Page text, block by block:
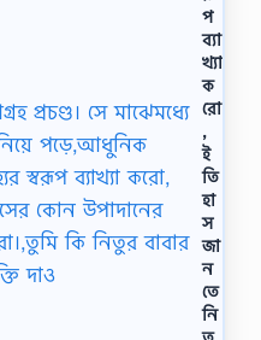
প
ব্যা
খ্যা
ক
রো
,
ই
তি
হা
স
জা
ন
তে
নি